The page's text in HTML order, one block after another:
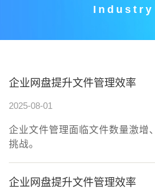
Industry
企业网盘提升文件管理效率
2025-08-01
企业文件管理面临文件数量激增
挑战。
企业网盘提升文件管理效率